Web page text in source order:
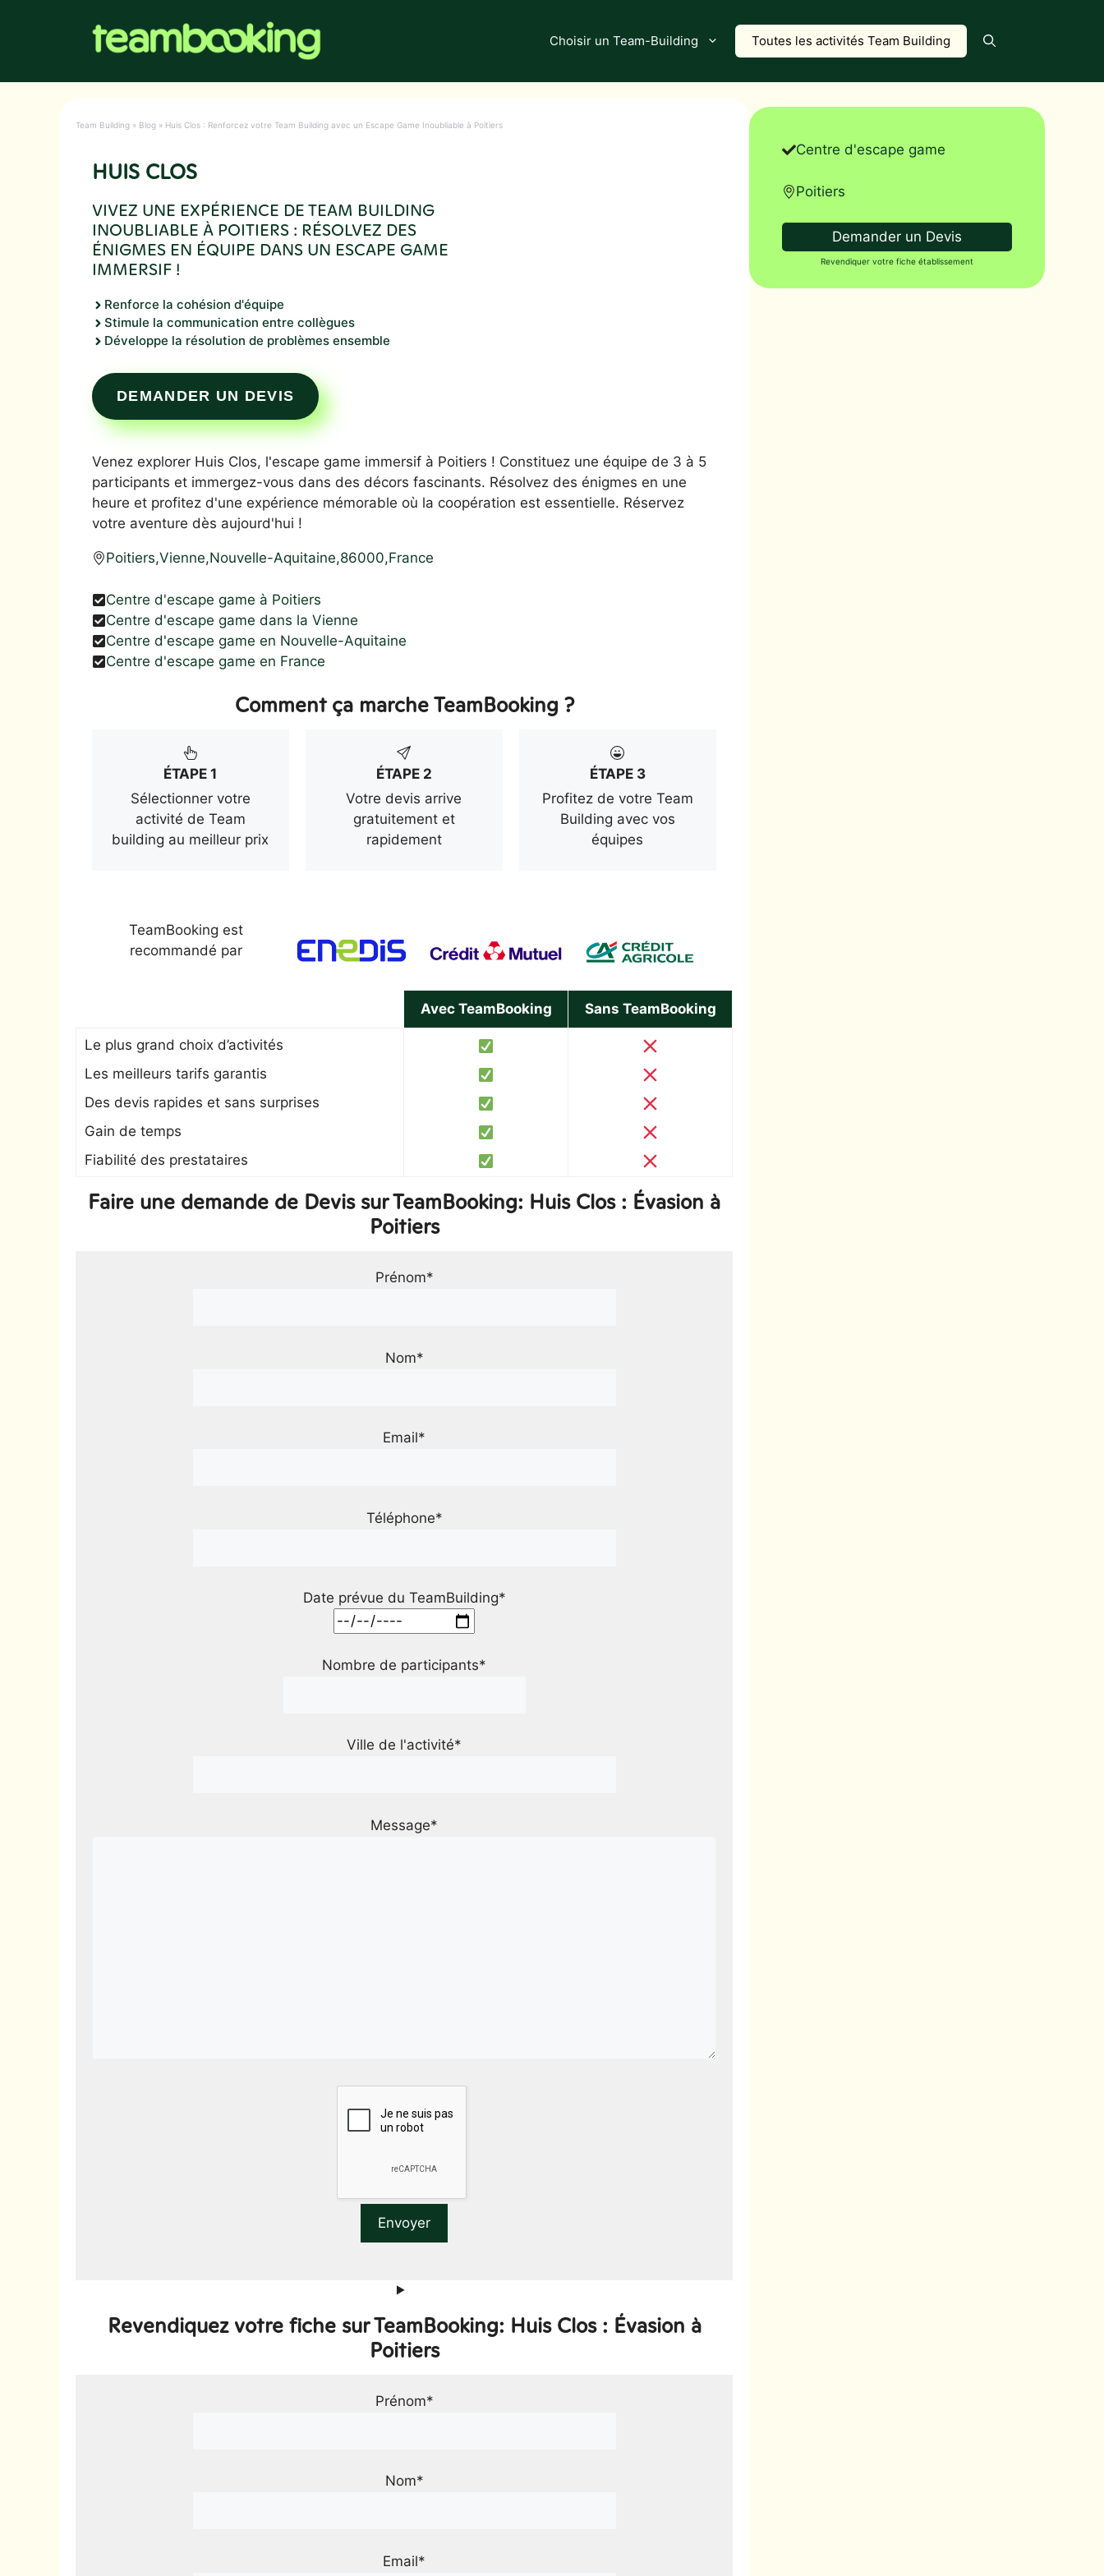
Choisir un Team-Building Toutes les activités Team Building
Team Building » Blog » Huis Clos : Renforcez votre Team Building avec un Escape Game Inoubliable à Poitiers
HUIS CLOS
VIVEZ UNE EXPÉRIENCE DE TEAM BUILDING
INOUBLIABLE À POITIERS : RÉSOLVEZ DES
ÉNIGMES EN ÉQUIPE DANS UN ESCAPE GAME
IMMERSIF !
Renforce la cohésion d'équipe
Stimule la communication entre collègues
Développe la résolution de problèmes ensemble
DEMANDER UN DEVIS
Venez explorer Huis Clos, l'escape game immersif à Poitiers ! Constituez une équipe de 3 à 5
participants et immergez-vous dans des décors fascinants. Résolvez des énigmes en une
heure et profitez d'une expérience mémorable où la coopération est essentielle. Réservez
votre aventure dès aujourd'hui !
Poitiers,Vienne,Nouvelle-Aquitaine,86000,France
Centre d'escape game à Poitiers
Centre d'escape game dans la Vienne
Centre d'escape game en Nouvelle-Aquitaine
Centre d'escape game en France
Comment ça marche TeamBooking ?
ÉTAPE 1
Sélectionner votre
activité de Team
building au meilleur prix
ÉTAPE 2
Votre devis arrive
gratuitement et
rapidement
ÉTAPE 3
Profitez de votre Team
Building avec vos
équipes
TeamBooking est
recommandé par
Avec TeamBooking Sans TeamBooking
Le plus grand choix d’activités
Les meilleurs tarifs garantis
Des devis rapides et sans surprises
Gain de temps
Fiabilité des prestataires
Faire une demande de Devis sur TeamBooking: Huis Clos : Évasion à
Poitiers
Prénom*
Nom*
Email*
Téléphone*
Date prévue du TeamBuilding*
Nombre de participants*
Ville de l'activité*
Message*
Revendiquez votre fiche sur TeamBooking: Huis Clos : Évasion à
Poitiers
Prénom*
Nom*
Email*
Centre d'escape game
Poitiers
Demander un Devis
Revendiquer votre fiche établissement